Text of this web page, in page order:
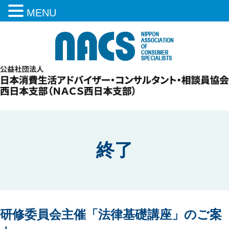
終了
研修委員会主催「法律基礎講座」のご案
MENU